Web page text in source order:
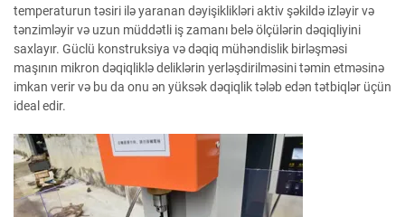
temperaturun təsiri ilə yaranan dəyişiklikləri aktiv şəkildə izləyir və
tənzimləyir və uzun müddətli iş zamanı belə ölçülərin dəqiqliyini
saxlayır. Güclü konstruksiya və dəqiq mühəndislik birləşməsi
maşının mikron dəqiqliklə deliklərin yerləşdirilməsini təmin etməsinə
imkan verir və bu da onu ən yüksək dəqiqlik tələb edən tətbiqlər üçün
ideal edir.